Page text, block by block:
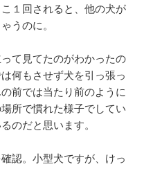
１回されると、他の犬が
うのに。
て見てたのがわかったの
何もさせず犬を引っ張っ
前では当たり前のように
所で慣れた様子でしてい
のだと思います。
認。小型犬ですが、けっ